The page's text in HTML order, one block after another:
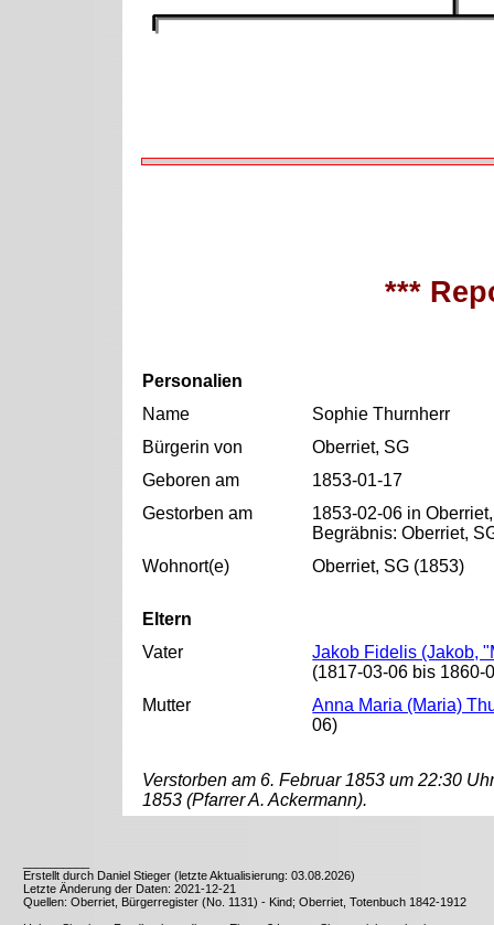
***
Personalien
Name
Sophie Thurnherr
Bürgerin von
Oberriet, SG
Geboren am
1853-01-17
Gestorben am
1853-02-06 in
Begräbnis: Oberriet,
Wohnort(e)
Oberriet, SG (1853)
Eltern
Vater
Jakob Fidelis (Jakob,
(1817-03-06 bis 1860-
Mutter
Anna Maria (Maria)
06)
Verstorben am 6. Februar 1853 um 22:30
1853 (Pfarrer A. Ackermann).
Erstellt durch Daniel Stieger (letzte Aktualisierung: 03.08.2026)
Letzte Änderung der Daten: 2021-12-21
Quellen: Oberriet, Bürgerregister (No. 1131) - Kind; Oberriet, Totenbuch 1842-1912